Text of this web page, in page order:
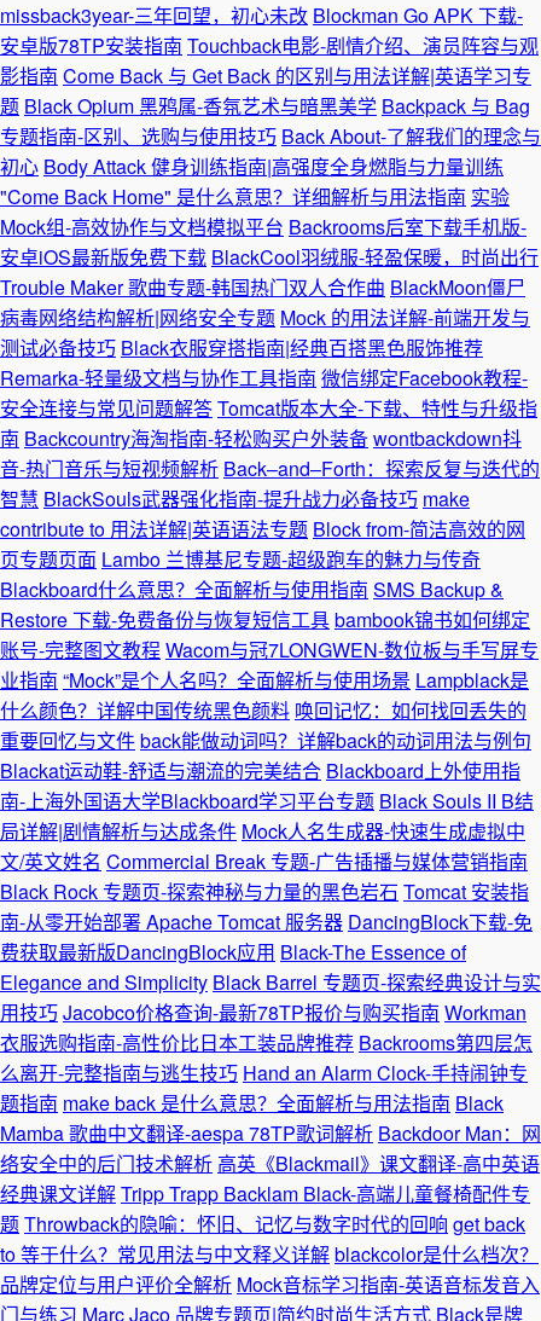
missback3year-三年回望，初心未改 Blockman Go APK 下载-
安卓版78TP安装指南 Touchback电影-剧情介绍、演员阵容与观
影指南 Come Back 与 Get Back 的区别与用法详解|英语学习专
题 Black Opium 黑鸦属-香氛艺术与暗黑美学 Backpack 与 Bag
专题指南-区别、选购与使用技巧 Back About-了解我们的理念与
初心 Body Attack 健身训练指南|高强度全身燃脂与力量训练
"Come Back Home" 是什么意思？详细解析与用法指南 实验
Mock组-高效协作与文档模拟平台 Backrooms后室下载手机版-
安卓iOS最新版免费下载 BlackCool羽绒服-轻盈保暖，时尚出行
Trouble Maker 歌曲专题-韩国热门双人合作曲 BlackMoon僵尸
病毒网络结构解析|网络安全专题 Mock 的用法详解-前端开发与
测试必备技巧 Black衣服穿搭指南|经典百搭黑色服饰推荐
Remarka-轻量级文档与协作工具指南 微信绑定Facebook教程-
安全连接与常见问题解答Tomcat版本大全-下载、特性与升级指
南 Backcountry海淘指南-轻松购买户外装备wontbackdown抖
音-热门音乐与短视频解析 Back–and–Forth：探索反复与迭代的
智慧 BlackSouls武器强化指南-提升战力必备技巧 make
contribute to 用法详解|英语语法专题 Block from-简洁高效的网
页专题页面 Lambo 兰博基尼专题-超级跑车的魅力与传奇
Blackboard什么意思？全面解析与使用指南 SMS Backup &
Restore 下载-免费备份与恢复短信工具bambook锦书如何绑定
账号-完整图文教程 Wacom与冠7LONGWEN-数位板与手写屏专
业指南 “Mock”是个人名吗？全面解析与使用场景 Lampblack是
什么颜色？详解中国传统黑色颜料 唤回记忆：如何找回丢失的
重要回忆与文件back能做动词吗？详解back的动词用法与例句
Blackat运动鞋-舒适与潮流的完美结合 Blackboard上外使用指
南-上海外国语大学Blackboard学习平台专题 Black Souls II B结
局详解|剧情解析与达成条件 Mock人名生成器-快速生成虚拟中
文/英文姓名 Commercial Break 专题-广告插播与媒体营销指南
Black Rock 专题页-探索神秘与力量的黑色岩石 Tomcat 安装指
南-从零开始部署 Apache Tomcat 服务器 DancingBlock下载-免
费获取最新版DancingBlock应用 Black-The Essence of
Elegance and Simplicity Black Barrel 专题页-探索经典设计与实
用技巧Jacobco价格查询-最新78TP报价与购买指南 Workman
衣服选购指南-高性价比日本工装品牌推荐 Backrooms第四层怎
么离开-完整指南与逃生技巧 Hand an Alarm Clock-手持闹钟专
题指南 make back 是什么意思？全面解析与用法指南 Black
Mamba 歌曲中文翻译-aespa 78TP歌词解析 Backdoor Man：网
络安全中的后门技术解析 高英《Blackmail》课文翻译-高中英语
经典课文详解Tripp Trapp Backlam Black-高端儿童餐椅配件专
题Throwback的隐喻：怀旧、记忆与数字时代的回响 get back
to 等于什么？常见用法与中文释义详解blackcolor是什么档次？
品牌定位与用户评价全解析 Mock音标学习指南-英语音标发音入
门与练习 Marc Jaco 品牌专题页|简约时尚生活方式 Black是牌